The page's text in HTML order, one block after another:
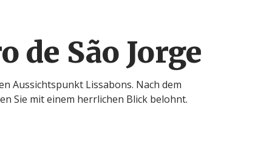
de São Jorge
Aussichtspunkt Lissabons. Nach dem
Sie mit einem herrlichen Blick belohnt.